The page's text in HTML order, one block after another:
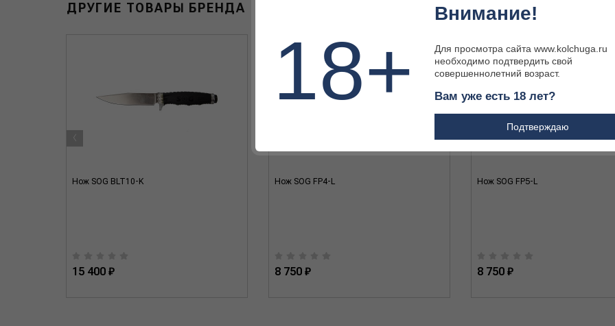
ДРУГИЕ ТОВАРЫ БРЕНДА
Нож SOG BLT10-K
15 400 ₽
Нож SOG FP4-L
8 750 ₽
Нож SOG FP5-L
8 750 ₽
‹
18+
Внимание!
Для просмотра сайта www.kolchuga.ru
необходимо подтвердить свой
совершеннолетний возраст.
Вам уже есть 18 лет?
Подтверждаю